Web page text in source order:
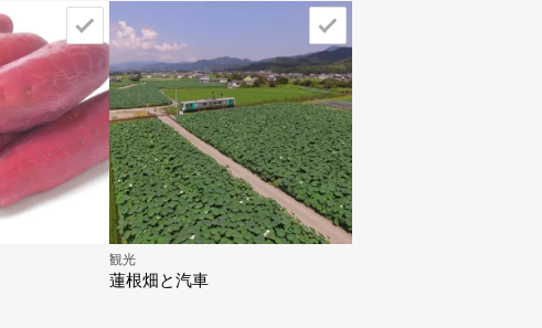
観光
蓮根畑と汽車